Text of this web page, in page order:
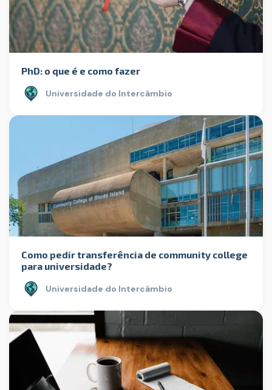
PhD: o que é e como fazer
Universidade do Intercâmbio
Como pedir transferência de community college
para universidade?
Universidade do Intercâmbio